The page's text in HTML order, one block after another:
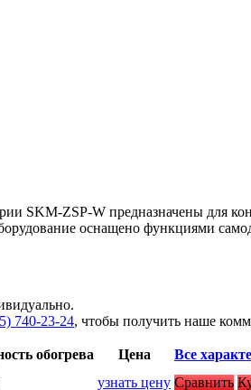
SKM-ZSP-W предназначены для
оснащено функциями
740-23-24, чтобы получить наше
обогрева Цена
Все
узнать цену Сравнить